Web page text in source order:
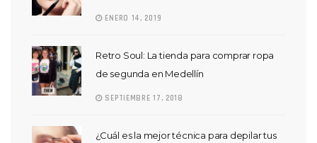
ENERO 14, 2019
Retro Soul: La tienda para comprar ropa
de segunda en Medellín
SEPTIEMBRE 17, 2018
¿Cuál es la mejor técnica para depilar tus